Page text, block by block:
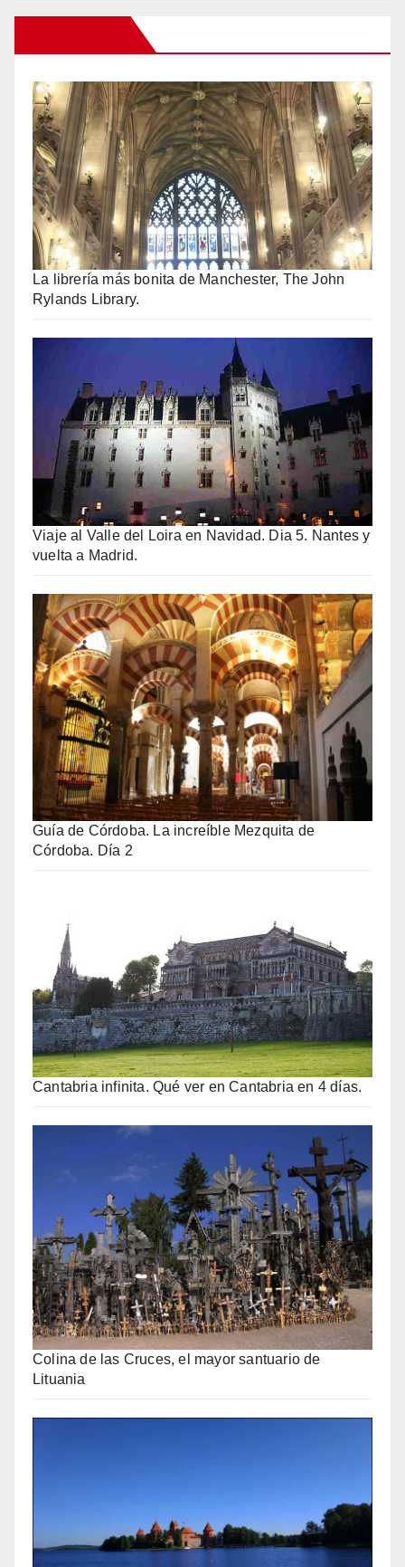
La librería más bonita de Manchester, The John
Rylands Library.
Viaje al Valle del Loira en Navidad. Dia 5. Nantes y
vuelta a Madrid.
Guía de Córdoba. La increíble Mezquita de
Córdoba. Día 2
Cantabria infinita. Qué ver en Cantabria en 4 días.
Colina de las Cruces, el mayor santuario de
Lituania